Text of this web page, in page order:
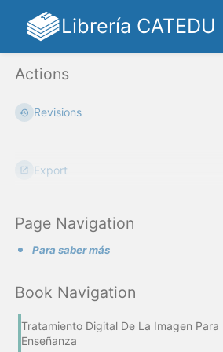
Librería CATEDU
Actions
Revisions
Export
Page Navigation
Para saber más
Book Navigation
Tratamiento Digital De La Imagen Para
Enseñanza